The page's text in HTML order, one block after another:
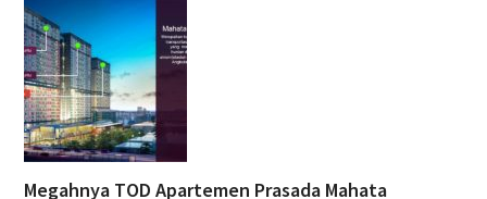
Megahnya TOD Apartemen Prasada Mahata